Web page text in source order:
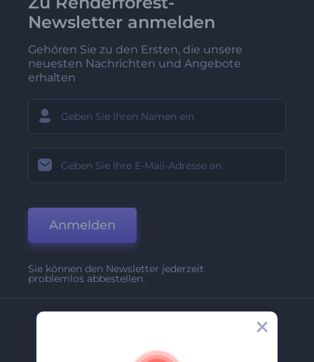
Newsletter anmelden
Gehören Sie zu den Ersten, die unsere
neuesten Nachrichten und Angebote
erhalten
Anmelden
Sie können den Newsletter jederzeit
problemlos abbestellen.